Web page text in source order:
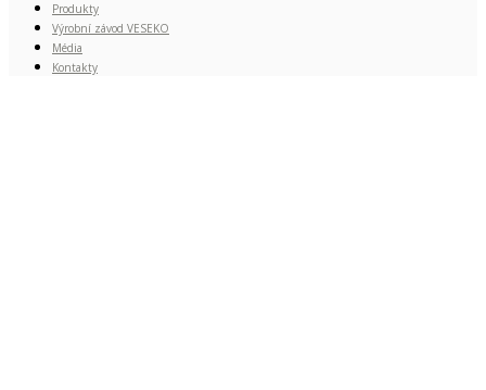
Produkty
Výrobní závod VESEKO
Média
Kontakty